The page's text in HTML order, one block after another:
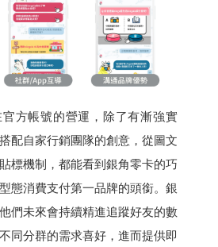
官方帳號的營運，除了有漸強實
配自家行銷團隊的創意，從圖文
標機制，都能看到銀角零卡的巧
態消費支付第一品牌的頭銜。銀
們未來會持續精進追蹤好友的數
同分群的需求喜好，進而提供即